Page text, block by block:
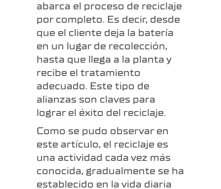
abarca el proceso de reciclaje
por completo. Es decir, desde
que el cliente deja la batería
en un lugar de recolección,
hasta que llega a la planta y
recibe el tratamiento
adecuado. Este tipo de
alianzas son claves para
lograr el éxito del reciclaje.
Como se pudo observar en
este artículo, el reciclaje es
una actividad cada vez más
conocida, gradualmente se ha
establecido en la vida diaria